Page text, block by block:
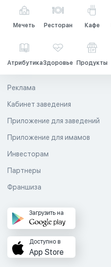
Мечеть Ресторан Кафе
АтрибутикаЗдоровье Продукты
Реклама
Кабинет заведения
Приложение для заведений
Приложение для имамов
Инвесторам
Партнеры
Франшиза
Загрузить на
Доступно в
App Store